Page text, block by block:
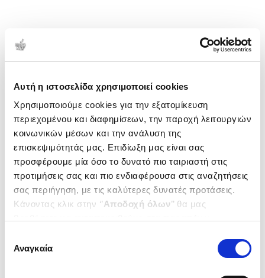
Αυτή η ιστοσελίδα χρησιμοποιεί cookies
Χρησιμοποιούμε cookies για την εξατομίκευση
περιεχομένου και διαφημίσεων, την παροχή λειτουργιών
κοινωνικών μέσων και την ανάλυση της
επισκεψιμότητάς μας. Επιδίωξη μας είναι σας
προσφέρουμε μία όσο το δυνατό πιο ταιριαστή στις
προτιμήσεις σας και πιο ενδιαφέρουσα στις αναζητήσεις
σας περιήγηση, με τις καλύτερες δυνατές προτάσεις.
Κάνοντας κλικ στην ‘’Αποδοχή όλων’’ θα μας
ενδιαφέρουν και να επιλέξετε από τα παρακάτω με την
΄΄και να ενημερωθείτε σχετικά με
συγκατάθεσης
Αναγκαία